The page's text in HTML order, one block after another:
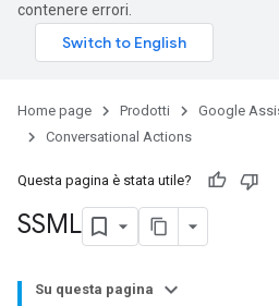
contenere errori.
Home page Prodotti Google
Conversational Actions
Questa pagina è stata utile?
SSML
Su questa pagina